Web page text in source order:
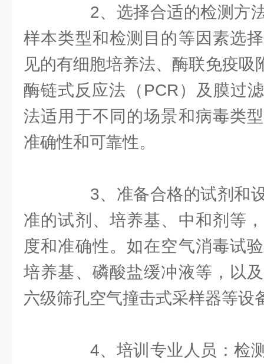
2、选择合适的检测方法
样本类型和检测目的等因素选
见的有细胞培养法、酶联免疫吸
酶链式反应法（PCR）及膜过
法适用于不同的场景和病毒类
准确性和可靠性。
3、准备合格的试剂和设
准的试剂、培养基、中和剂等
度和准确性。如在空气消毒试
培养基、磷酸盐缓冲液等，以
六级筛孔空气撞击式采样器等设
4、培训专业人员：检测